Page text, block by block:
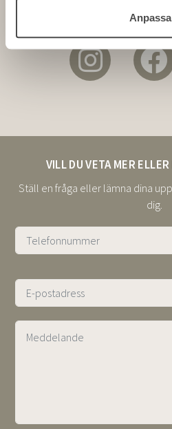
Anpassa
VILL DU VETA MER
Ställ en fråga eller lämna dina
dig.